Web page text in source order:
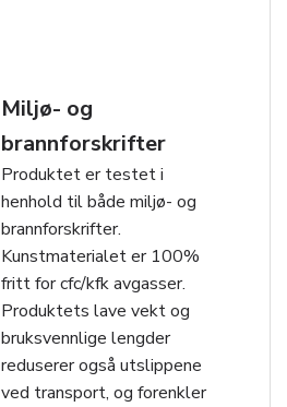
Miljø- og
brannforskrifter
Produktet er testet i
henhold til både miljø- og
brannforskrifter.
Kunstmaterialet er 100%
fritt for cfc/kfk avgasser.
Produktets lave vekt og
bruksvennlige lengder
reduserer også utslippene
ved transport, og forenkler